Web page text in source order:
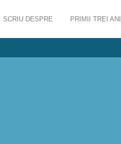
SCRIU DESPRE PRIMII TREI ANI